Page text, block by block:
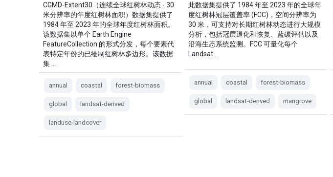
CGMD-Extent30（连续全球红树林动态 - 30
米分辨率的年度红树林面积）数据集提供了
1984 年至 2023 年的全球年度红树林面积。
该数据集以单个 Earth Engine
FeatureCollection 的形式分发，每个要素代
表特定年份的已绘制红树林多边形。该数据
集 …
annual coastal forest-biomass
global landsat-derived
landuse-landcover
此数据集提供了 1984 年至 2023 年的全球年
度红树林冠层覆盖率 (FCC)，空间分辨率为
30 米，可支持对长期红树林动态进行大规模
分析，包括冠层退化和恢复、蓝碳评估以及
沿海生态系统监测。FCC 可量化每个
Landsat …
annual coastal forest-biomass
global landsat-derived mangrove